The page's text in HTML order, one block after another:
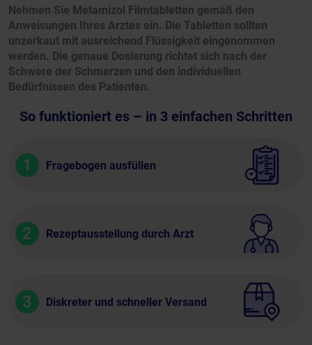
Nehmen Sie Metamizol Filmtabletten gemäß den
Anweisungen Ihres Arztes ein. Die Tabletten sollten
unzerkaut mit ausreichend Flüssigkeit eingenommen
werden. Die genaue Dosierung richtet sich nach der
Schwere der Schmerzen und den individuellen
Bedürfnissen des Patienten.
So funktioniert es – in 3 einfachen Schritten
1 Fragebogen ausfüllen
2 Rezeptausstellung durch Arzt
3 Diskreter und schneller Versand